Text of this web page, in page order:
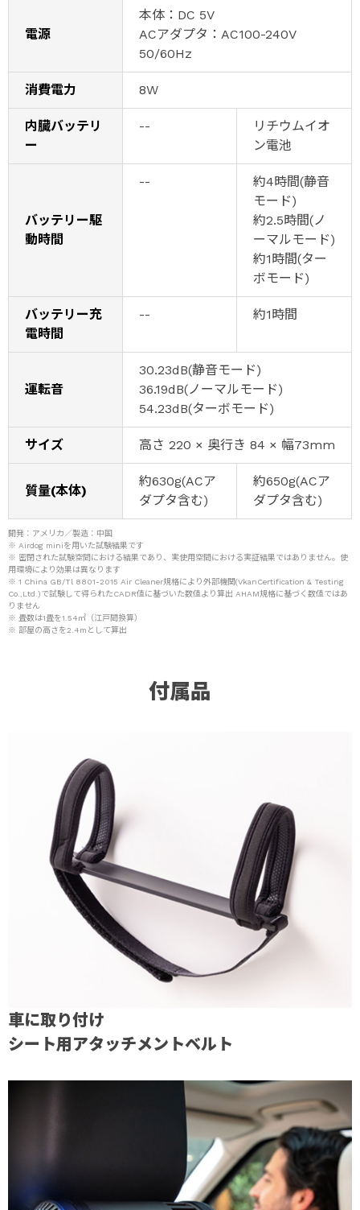
電源
本体：DC 5V
ACアダプタ：AC100-240V
50/60Hz
消費電力 8W
内臓バッテリ
ー
--
リチウムイオ
ン電池
バッテリー駆
動時間
--
約4時間(静音
モード)
約2.5時間(ノ
ーマルモード)
約1時間(ター
ボモード)
バッテリー充
電時間
-- 約1時間
運転音
30.23dB(静音モード)
36.19dB(ノーマルモード)
54.23dB(ターボモード)
サイズ 高さ 220 × 奥行き 84 × 幅73mm
質量(本体)
約630g(ACア
ダプタ含む)
約650g(ACア
ダプタ含む)
開発：アメリカ／製造：中国
※ Airdog miniを用いた試験結果です
※ 密閉された試験空間における結果であり、実使用空間における実証結果ではありません。使
用環境により効果は異なります
※ 1 China GB/Tl 8801-2015 Air Cleaner規格により外部機関(VkanCertification & Testing
Co.,Ltd.)で試験して得られたCADR値に基づいた数値より算出 AHAM規格に基づく数値ではあ
りません
※ 畳数は1畳を1.54㎡（江戸間換算）
※ 部屋の高さを2.4mとして算出
付属品
車に取り付け
シート用アタッチメントベルト